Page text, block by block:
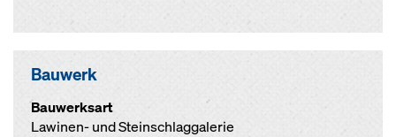
Bauwerk
Bauwerksart
Lawinen- und Steinschlaggalerie